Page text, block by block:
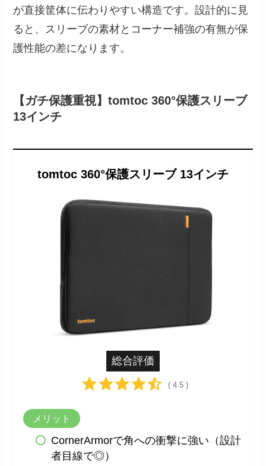
が直接筐体に伝わりやすい構造です。設計的に見
ると、スリーブの素材とコーナー補強の有無が保
護性能の差になります。
【ガチ保護重視】tomtoc 360°保護スリーブ
13インチ
tomtoc 360°保護スリーブ 13インチ
総合評価
( 4.5 )
メリット
CornerArmorで角への衝撃に強い（設計
者目線で◎）